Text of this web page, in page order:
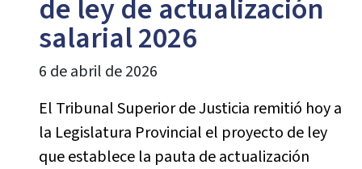
de ley de actualización
salarial 2026
6 de abril de 2026
El Tribunal Superior de Justicia remitió hoy a
la Legislatura Provincial el proyecto de ley
que establece la pauta de actualización